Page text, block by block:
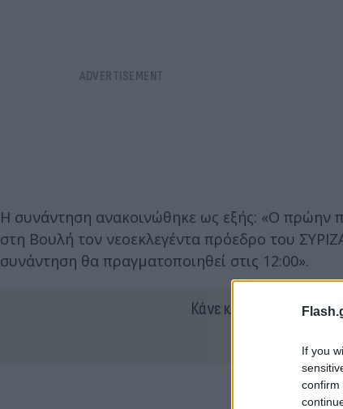
If you
confirm
Η συνάντηση ανακοινώθηκε ως εξής: «Ο πρώην
στη Βουλή τον νεοεκλεγέντα πρόεδρο του
συνάντηση θα πραγματοποιηθεί στις 12:00».
Κάνε κλικ και δες